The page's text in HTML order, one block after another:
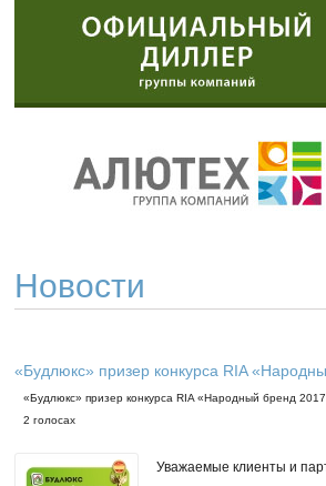
Новости
«Будлюкс» призер конкурса RIA
«Будлюкс» призер конкурса RIA «Народный бренд
2 голосах
Уважаемые клиенты и